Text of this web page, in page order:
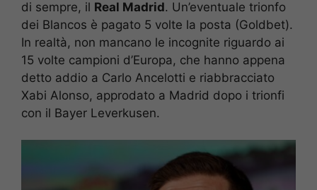
di sempre, il Real Madrid. Un’eventuale trionfo
dei Blancos è pagato 5 volte la posta (Goldbet).
In realtà, non mancano le incognite riguardo ai
15 volte campioni d’Europa, che hanno appena
detto addio a Carlo Ancelotti e riabbracciato
Xabi Alonso, approdato a Madrid dopo i trionfi
con il Bayer Leverkusen.